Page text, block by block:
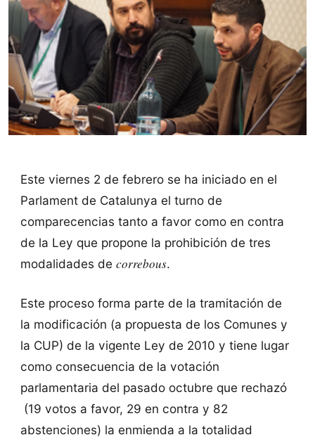
Este viernes 2 de febrero se ha iniciado en el
Parlament de Catalunya el turno de
comparecencias tanto a favor como en contra
de la Ley que propone la prohibición de tres
modalidades de correbous.
Este proceso forma parte de la tramitación de
la modificación (a propuesta de los Comunes y
la CUP) de la vigente Ley de 2010 y tiene lugar
como consecuencia de la votación
parlamentaria del pasado octubre que rechazó
(19 votos a favor, 29 en contra y 82
abstenciones) la enmienda a la totalidad